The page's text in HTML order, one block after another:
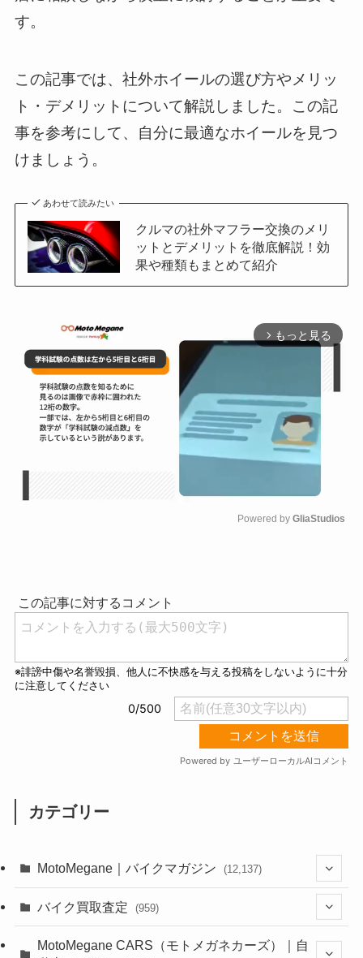
す。
この記事では、社外ホイールの選び方やメリッ
ト・デメリットについて解説しました。この記
事を参考にして、自分に最適なホイールを見つ
けましょう。
あわせて読みたい
クルマの社外マフラー交換のメリ
ットとデメリットを徹底解説！効
果や種類もまとめて紹介
arrow_forward_ios もっと見る
Powered by GliaStudios
カテゴリー
MotoMegane｜バイクマガジン (12,137)
(44)
バイク買取査定 (959)
(352)
MotoMegane CARS（モトメガネカーズ）｜自